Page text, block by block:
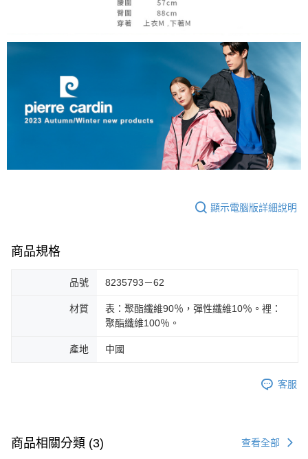
顯示電腦版詳細說明
商品規格
品號 8235793－62
材質
表：聚酯纖維90％，彈性纖維10％。裡：
聚酯纖維100％。
產地 中國
客服
商品相關分類 (3) 查看全部